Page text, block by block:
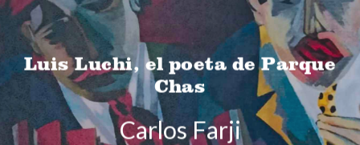
Luis Luchi, el poeta de Parque
Chas
Carlos Farji